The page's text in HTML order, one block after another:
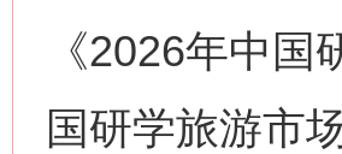
《2026年中
国研学旅游市